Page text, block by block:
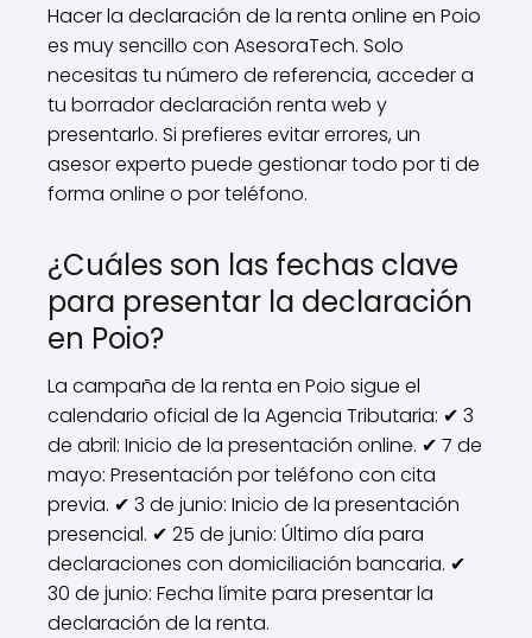
Hacer la declaración de la renta online en Poio
es muy sencillo con AsesoraTech. Solo
necesitas tu número de referencia, acceder a
tu borrador declaración renta web y
presentarlo. Si prefieres evitar errores, un
asesor experto puede gestionar todo por ti de
forma online o por teléfono.
¿Cuáles son las fechas clave
para presentar la declaración
en Poio?
La campaña de la renta en Poio sigue el
calendario oficial de la Agencia Tributaria: ✔ 3
de abril: Inicio de la presentación online. ✔ 7 de
mayo: Presentación por teléfono con cita
previa. ✔ 3 de junio: Inicio de la presentación
presencial. ✔ 25 de junio: Último día para
declaraciones con domiciliación bancaria. ✔
30 de junio: Fecha límite para presentar la
declaración de la renta.